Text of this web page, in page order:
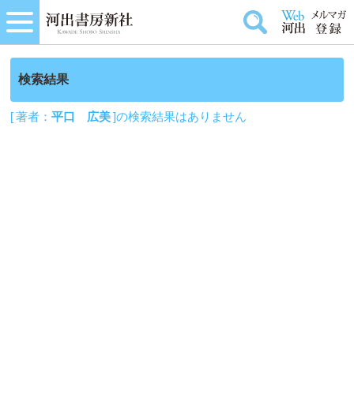
検索結果
[ 著者：平口 広美]の検索結果はありません